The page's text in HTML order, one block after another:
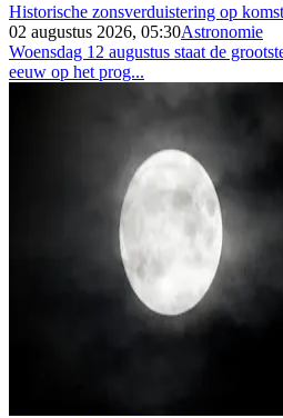
Historische zonsverduistering op
02 augustus 2026, 05:30Astronomie
Woensdag 12 augustus staat de
eeuw op het prog...